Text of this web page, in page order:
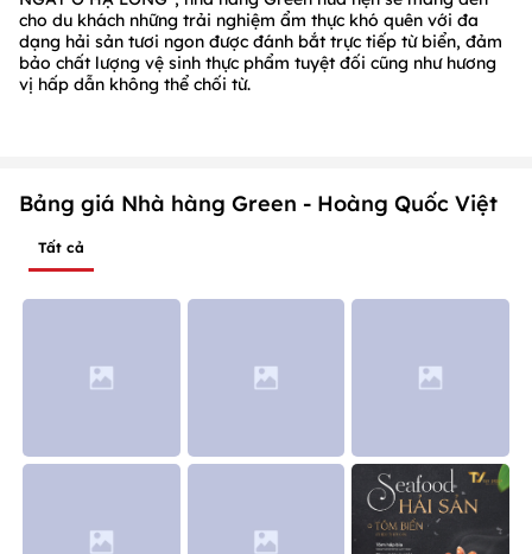
cho du khách những trải nghiệm ẩm thực khó quên với đa
dạng hải sản tươi ngon được đánh bắt trực tiếp từ biển, đảm
bảo chất lượng vệ sinh thực phẩm tuyệt đối cũng như hương
vị hấp dẫn không thể chối từ.
Bảng giá Nhà hàng Green - Hoàng Quốc Việt
Tất cả